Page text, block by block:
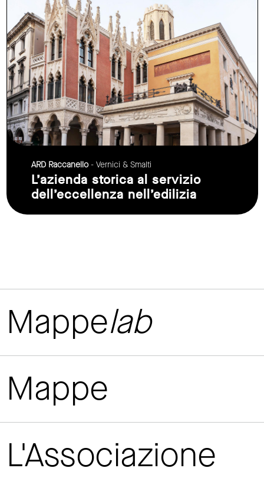
ARD Raccanello- Vernici & Smalti
L’azienda storica al servizio
dell’eccellenza nell’edilizia
Mappelab
Mappe
L'Associazione